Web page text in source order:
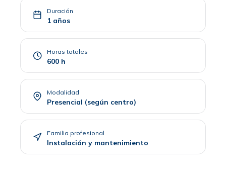
Duración
1 años
Horas totales
600 h
Modalidad
Presencial (según centro)
Familia profesional
Instalación y mantenimiento